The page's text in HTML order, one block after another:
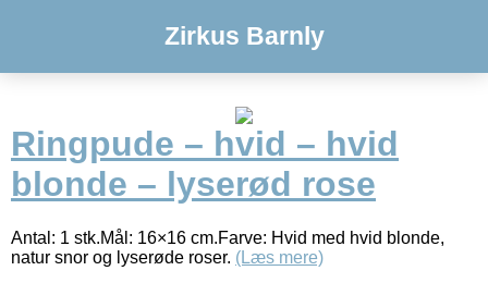
Zirkus Barnly
Ringpude – hvid – hvid
blonde – lyserød rose
Antal: 1 stk.Mål: 16×16 cm.Farve: Hvid med hvid blonde,
natur snor og lyserøde roser. (Læs mere)